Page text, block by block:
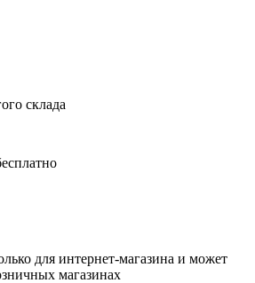
склада
для интернет-магазина и может
магазинах